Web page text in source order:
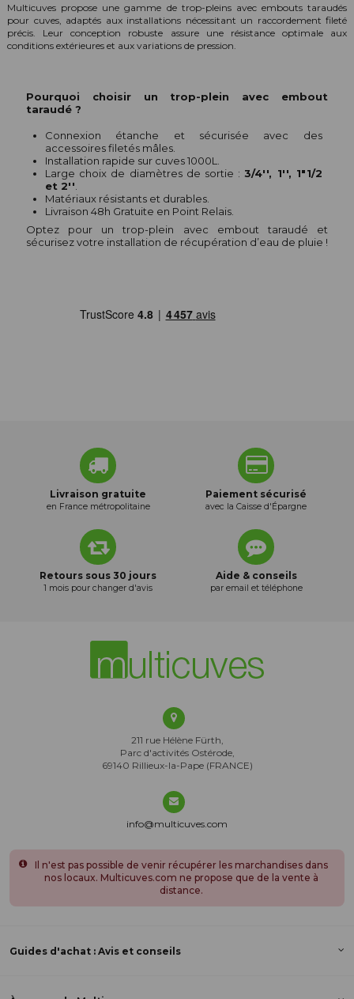
Multicuves propose une gamme de trop-pleins avec embouts taraudés
pour cuves, adaptés aux installations nécessitant un raccordement fileté
précis. Leur conception robuste assure une résistance optimale aux
conditions extérieures et aux variations de pression.
Pourquoi choisir un trop-plein avec embout
taraudé ?
Connexion étanche et sécurisée avec des
accessoires filetés mâles.
Installation rapide sur cuves 1000L.
Large choix de diamètres de sortie : 3/4'', 1'', 1"1/2
et 2''
Matériaux résistants et durables.
Livraison 48h Gratuite en Point Relais.
Optez pour un trop-plein avec embout taraudé et
sécurisez votre installation de récupération d’eau de pluie !
Livraison gratuite
en France métropolitaine
Paiement sécurisé
avec la Caisse d'Épargne
Retours sous 30 jours
1 mois pour changer d'avis
Aide & conseils
par email et téléphone
211 rue Hélène Fürth,
Parc d'activités Ostérode,
69140 Rillieux-la-Pape (FRANCE)
info@multicuves.com
Il n'est pas possible de venir récupérer les marchandises dans
nos locaux. Multicuves.com ne propose que de la vente à
distance.
Guides d'achat : Avis et conseils